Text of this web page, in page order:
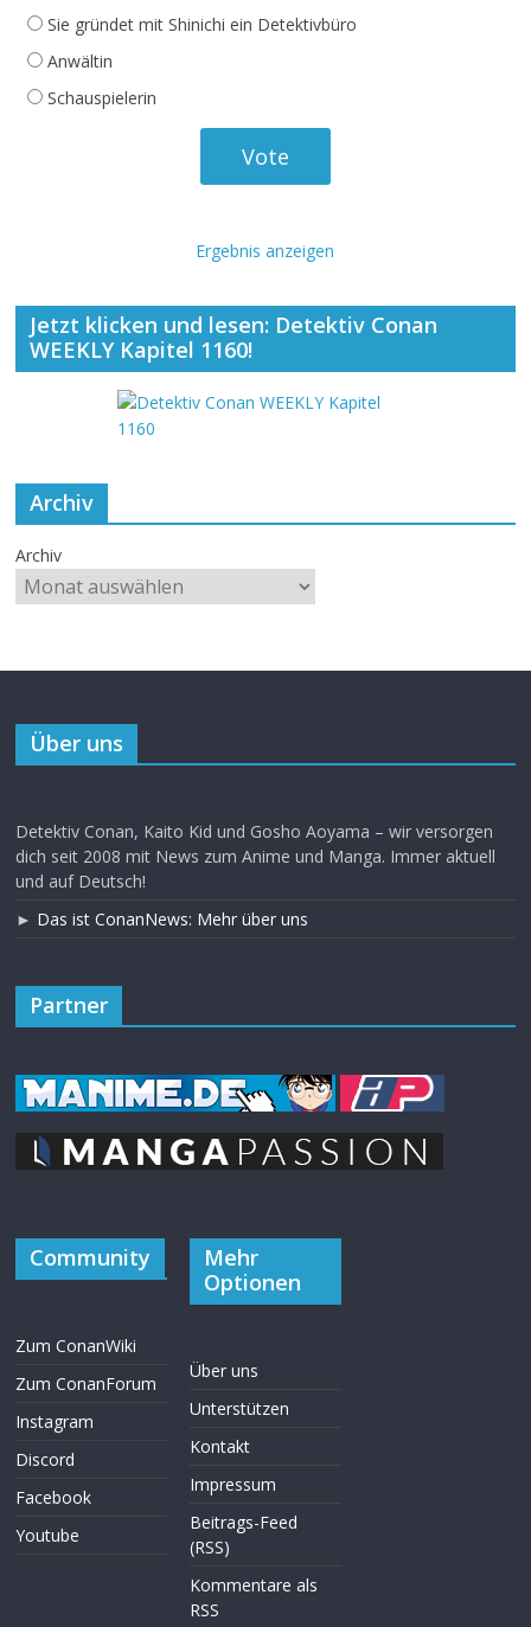
Sie gründet mit Shinichi ein Detektivbüro
Anwältin
Schauspielerin
Ergebnis anzeigen
Jetzt klicken und lesen: Detektiv Conan
WEEKLY Kapitel 1160!
Archiv
Archiv
Über uns
Detektiv Conan, Kaito Kid und Gosho Aoyama – wir versorgen
dich seit 2008 mit News zum Anime und Manga. Immer aktuell
und auf Deutsch!
► Das ist ConanNews: Mehr über uns
Partner
Community
Zum ConanWiki
Zum ConanForum
Instagram
Discord
Facebook
Youtube
Mehr
Optionen
Über uns
Unterstützen
Kontakt
Impressum
Beitrags-Feed
(RSS)
Kommentare als
RSS